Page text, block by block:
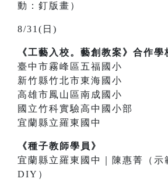
動：釘版畫）
8/31(日)
《工藝入校。藝創教案》合作學
臺中市霧峰區五福國小
新竹縣竹北市東海國小
高雄市鳳山區南成國小
國立竹科實驗高中國小部
宜蘭縣立羅東國中
《種子教師學員》
宜蘭縣立羅東國中｜陳惠菁（示
DIY）